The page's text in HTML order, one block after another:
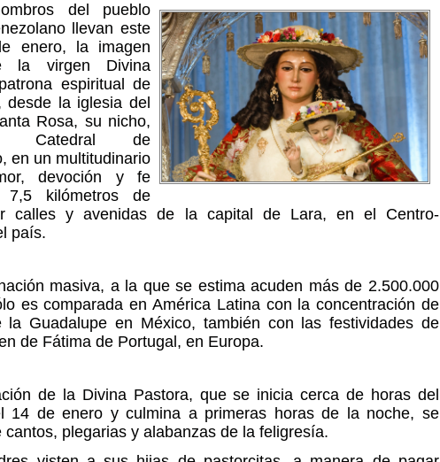
del pueblo
llevan este
enero, la imagen
la virgen Divina
espiritual de
desde la iglesia del
Rosa, su nicho,
Catedral de
en un multitudinario
devoción y fe
7,5 kilómetros de
calles y avenidas de la capital de Lara, en el Centro-
país.
masiva, a la que se estima acuden más de 2.500.000
es comparada en América Latina con la concentración de
la Guadalupe en México, también con las festividades de
de Fátima de Portugal, en Europa.
de la Divina Pastora, que se inicia cerca de horas del
14 de enero y culmina a primeras horas de la noche, se
cantos, plegarias y alabanzas de la feligresía.